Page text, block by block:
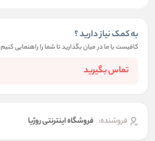
به کمک نیاز دارید ؟
کافیست با ما در میان بگذارید تا شما را راهنمایی کنیم
تماس بگیرید
فروشنده: فروشگاه اینترنتی روژیا